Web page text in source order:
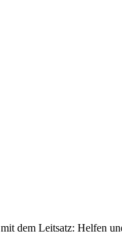
dem Leitsatz: Helfen